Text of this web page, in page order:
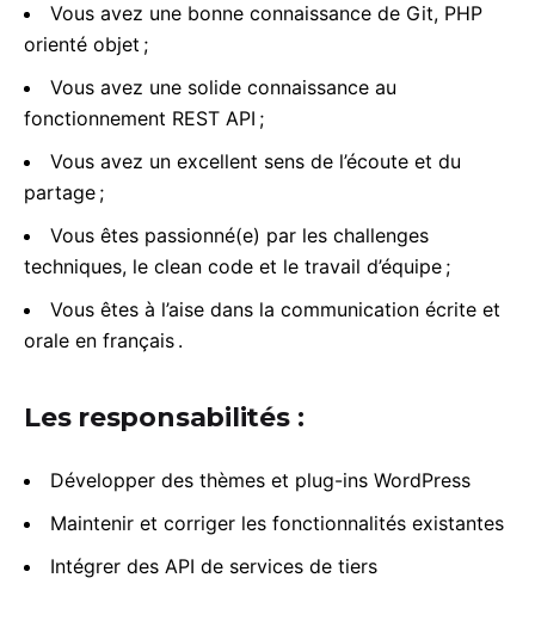
Vous avez une bonne connaissance de Git, PHP
orienté objet ;
Vous avez une solide connaissance au
fonctionnement REST API ;
Vous avez un excellent sens de l’écoute et du
partage ;
Vous êtes passionné(e) par les challenges
techniques, le clean code et le travail d’équipe ;
Vous êtes à l’aise dans la communication écrite et
orale en français .
Les responsabilités :
Développer des thèmes et plug-ins WordPress
Maintenir et corriger les fonctionnalités existantes
Intégrer des API de services de tiers